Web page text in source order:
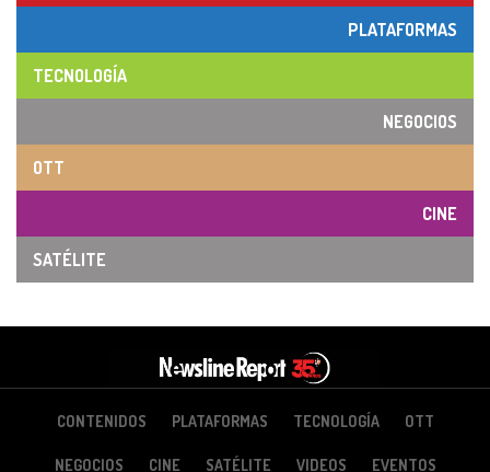
PLATAFORMAS
TECNOLOGÍA
NEGOCIOS
OTT
CINE
SATÉLITE
CONTENIDOS PLATAFORMAS TECNOLOGÍA OTT
NEGOCIOS CINE SATÉLITE VIDEOS EVENTOS